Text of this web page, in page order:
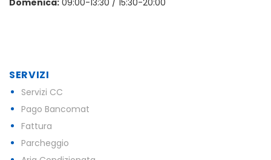
Domenica: 09:00-13:30 / 15:30-20:00
SERVIZI
Servizi CC
Pago Bancomat
Fattura
Parcheggio